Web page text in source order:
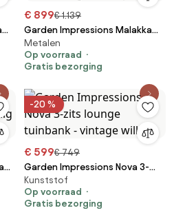
€ 899€ 1.139
Garden Impressions Malakka
loungebank chaise longue -
taupe
Metalen
Op voorraad
Gratis bezorging
-20 %
€ 599€ 749
Garden Impressions Nova 3-
zits lounge tuinbank - vintage
willow
Kunststof
Op voorraad
Gratis bezorging